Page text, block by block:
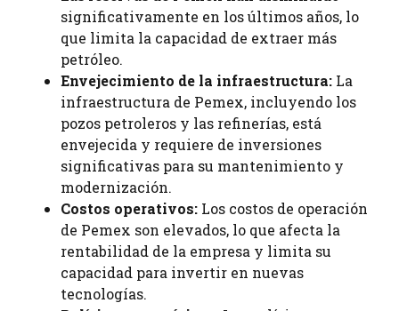
significativamente en los últimos años, lo
que limita la capacidad de extraer más
petróleo.
Envejecimiento de la infraestructura: La
infraestructura de Pemex, incluyendo los
pozos petroleros y las refinerías, está
envejecida y requiere de inversiones
significativas para su mantenimiento y
modernización.
Costos operativos: Los costos de operación
de Pemex son elevados, lo que afecta la
rentabilidad de la empresa y limita su
capacidad para invertir en nuevas
tecnologías.